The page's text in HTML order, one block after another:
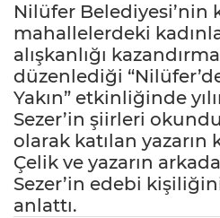
Nilüfer Belediyesi’nin
mahallelerdeki
alışkanlığı
düzenlediği
Yakın” etkinliğinde
Sezer’in şiirleri
olarak katılan yazarın
Çelik ve yazarın
Sezer’in edebi
anlattı.